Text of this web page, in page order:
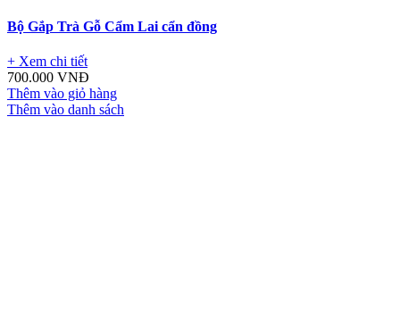
Bộ Gắp Trà Gỗ Cẩm Lai cẩn đồng
+ Xem chi tiết
700.000 VNĐ
Thêm vào giỏ hàng
Thêm vào danh sách